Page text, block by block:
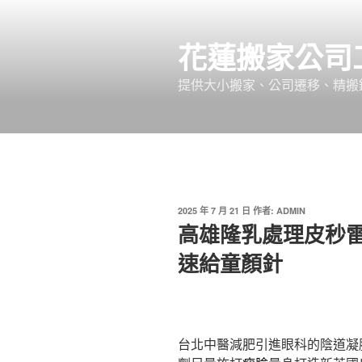
花蓮搬家公
提供大小搬家、公司遷移、精
發
佈
於
2025 年 7 月 21 日 作者: ADMIN
高雄隆乳處理皮秒
速給童顏針
台北中醫減肥引進眼科的陰道